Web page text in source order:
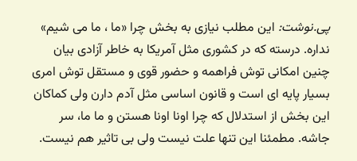
پی.نوشت: این مطلب نیازی به بخش چرا «ما ، ما می شیم»
نداره. درسته که در کشوری مثل آمریکا به خاطر آزادی بیان
چنین امکانی توش فراهمه و حضور قوی و مستقل توش امری
بسیار پایه ای است و قانون اساسی مثل آدم دارن ولی کماکان
این بخش از استدلال که چرا اونا اونا هستن و ما ما، سر
جاشه. مطمئنا این تنها علت نیست ولی بی تاثیر هم نیست.